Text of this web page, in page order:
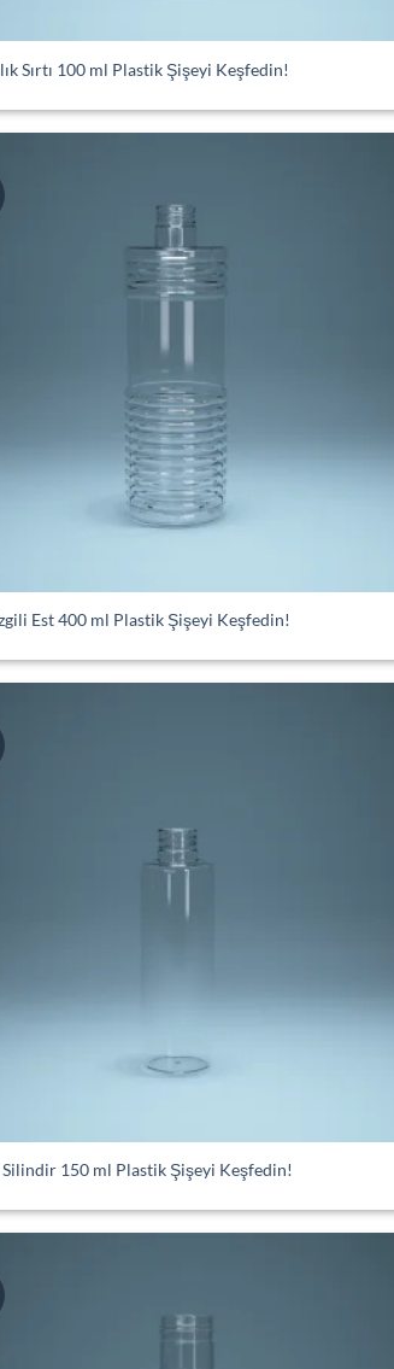
Sırtı 100 ml Plastik Şişeyi Keşfedin!
Est 400 ml Plastik Şişeyi Keşfedin!
Silindir 150 ml Plastik Şişeyi Keşfedin!